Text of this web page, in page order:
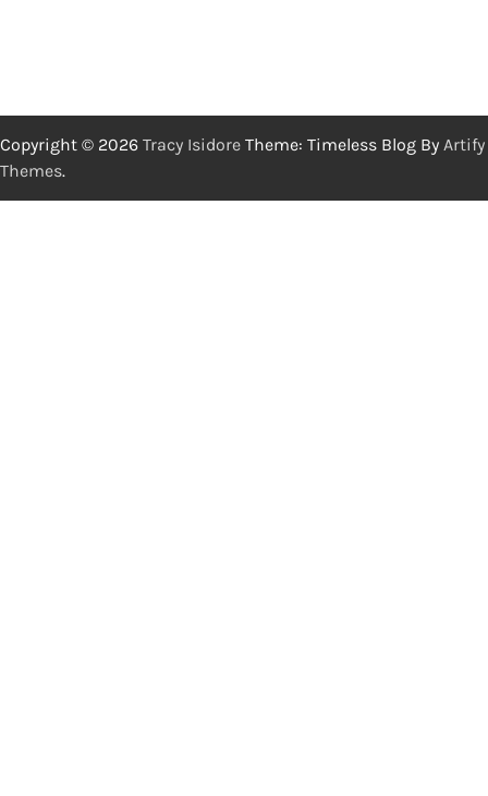
Copyright © 2026 Tracy Isidore Theme: Timeless Blog By Artify
Themes.